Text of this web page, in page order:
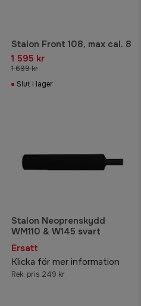
Stalon Front 108, max cal. 8
1 595 kr
1 699 kr
Slut i lager
Stalon Neoprenskydd
WM110 & W145 svart
Ersatt
Klicka för mer information
Rek. pris 249 kr